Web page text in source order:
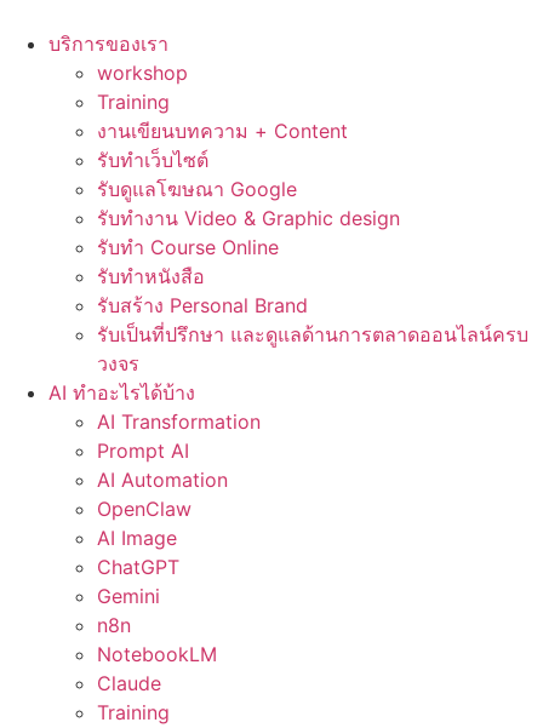
บริการของเรา
workshop
Training
งานเขียนบทความ + Content
รับทำเว็บไซต์
รับดูแลโฆษณา Google
รับทำงาน Video & Graphic design
รับทำ Course Online
รับทำหนังสือ
รับสร้าง Personal Brand
รับเป็นที่ปรึกษา และดูแลด้านการตลาดออนไลน์ครบ
วงจร
AI ทำอะไรได้บ้าง
AI Transformation
Prompt AI
AI Automation
OpenClaw
AI Image
ChatGPT
Gemini
n8n
NotebookLM
Claude
Training